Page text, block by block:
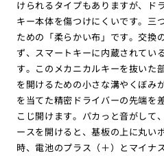
けられるタイプもありますが、ド
キー本体を傷つけにくいです。三
ための「柔らかい布」です。交換
ず、スマートキーに内蔵されてい
す。このメカニカルキーを抜いた
を開けるための小さな溝やくぼみ
を当てた精密ドライバーの先端を
こじ開けます。パカっと音がして
ースを開けると、基板の上に丸い
時、電池のプラス（＋）とマイナ